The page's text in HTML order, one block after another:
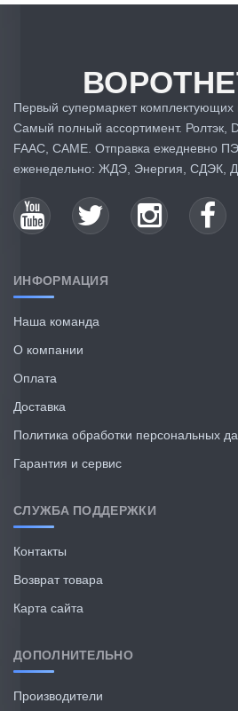
Первый супермаркет комплектующих
Самый полный ассортимент. Ролтэк,
FAAC, CAME. Отправка ежедневно
еженедельно: ЖДЭ, Энергия, СДЭК,
ИНФОРМАЦИЯ
Наша команда
О компании
Оплата
Доставка
Политика обработки персональных
Гарантия и сервис
СЛУЖБА ПОДДЕРЖКИ
Контакты
Возврат товара
Карта сайта
ДОПОЛНИТЕЛЬНО
Производители